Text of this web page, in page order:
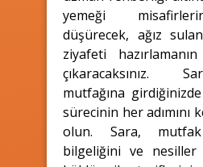
yemeği
düşürecek, ağız
ziyafeti hazırlamanın
çıkaracaksınız.
mutfağına
sürecinin her adımını
olun. Sara,
bilgeliğini ve nesiller